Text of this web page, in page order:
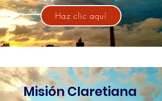
Haz clic aquí
Misión Claretiana